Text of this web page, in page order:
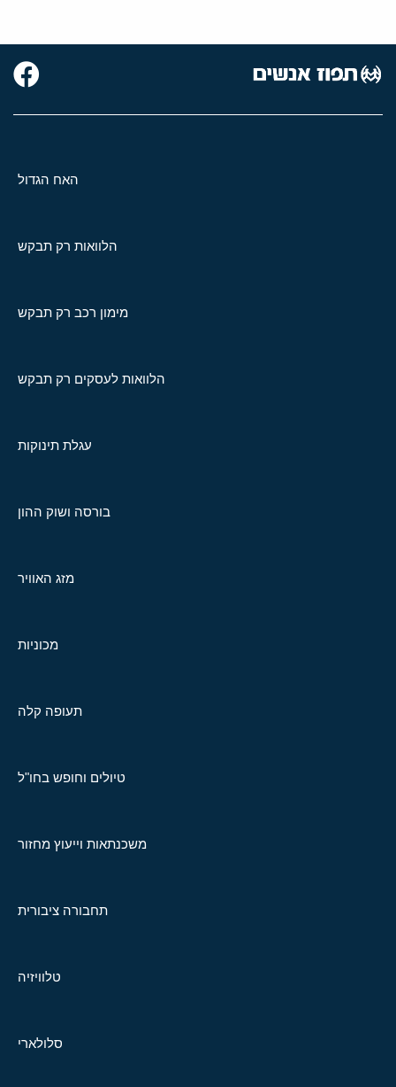
האח הגדול
הלוואות רק תבקש
מימון רכב רק תבקש
הלוואות לעסקים רק תבקש
עגלת תינוקות
בורסה ושוק ההון
מזג האוויר
מכוניות
תעופה קלה
טיולים וחופש בחו"ל
משכנתאות וייעוץ מחזור
תחבורה ציבורית
טלוויזיה
סלולארי